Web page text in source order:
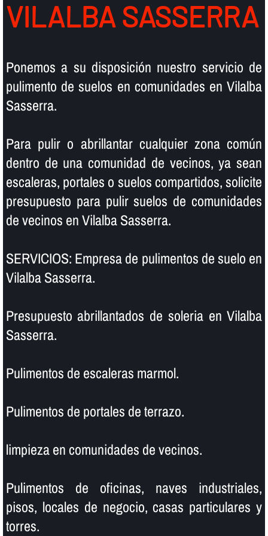
VILALBA SASSERRA
Ponemos a su disposición nuestro servicio de
pulimento de suelos en comunidades en Vilalba
Sasserra.
Para pulir o abrillantar cualquier zona común
dentro de una comunidad de vecinos, ya sean
escaleras, portales o suelos compartidos, solicite
presupuesto para pulir suelos de comunidades
de vecinos en Vilalba Sasserra.
SERVICIOS: Empresa de pulimentos de suelo en
Vilalba Sasserra.
Presupuesto abrillantados de soleria en Vilalba
Sasserra.
Pulimentos de escaleras marmol.
Pulimentos de portales de terrazo.
limpieza en comunidades de vecinos.
Pulimentos de oficinas, naves industriales,
pisos, locales de negocio, casas particulares y
torres.